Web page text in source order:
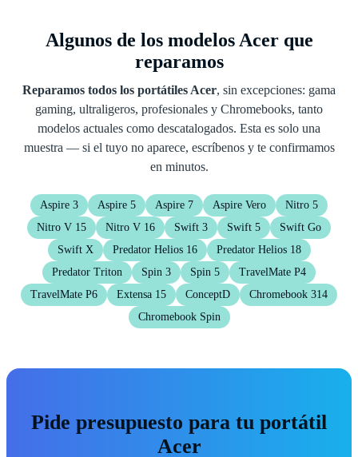
Algunos de los modelos Acer que
reparamos
Reparamos todos los portátiles Acer, sin excepciones: gama
gaming, ultraligeros, profesionales y Chromebooks, tanto
modelos actuales como descatalogados. Esta es solo una
muestra — si el tuyo no aparece, escríbenos y te confirmamos
en minutos.
Aspire 3 Aspire 5 Aspire 7 Aspire Vero
Nitro 5
Nitro V 15
Nitro V 16 Swift 3 Swift 5
Swift Go
Swift X
Predator Helios 16
Predator Helios 18
Predator Triton
Spin 3 Spin 5
TravelMate P4
TravelMate P6
Extensa 15 ConceptD
Chromebook 314
Chromebook Spin
Pide presupuesto para tu portátil
Acer